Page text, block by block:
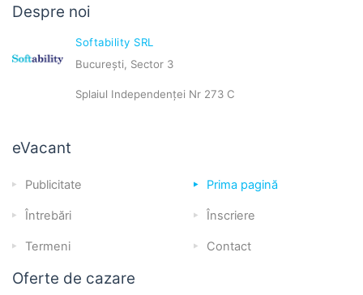
Despre noi
Softability SRL
București, Sector 3
Splaiul Independenței Nr 273 C
eVacant
Publicitate Prima pagină
Întrebări Înscriere
Termeni Contact
Oferte de cazare